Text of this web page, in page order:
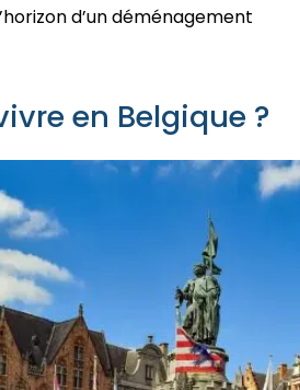
d’un déménagement
en Belgique ?